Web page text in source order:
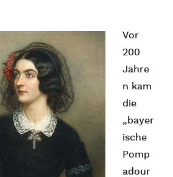
Vor
200
Jahre
n kam
die
„bayer
ische
Pomp
adour